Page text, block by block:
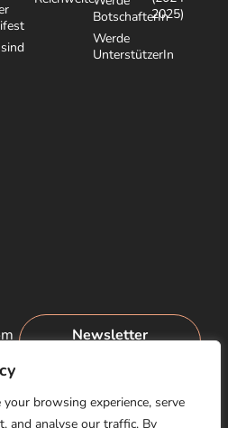
browsing experience, serve
and analyse our traffic. By
BotschafterIn
Werde
UnterstützerIn
2025)
Newsletter